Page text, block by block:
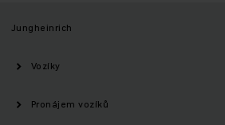
Jungheinrich
Vozíky
Pronájem vozíků